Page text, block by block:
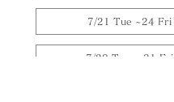
7/21 Tue ~24 Fri
7/28 Tue ~ 31 Fri